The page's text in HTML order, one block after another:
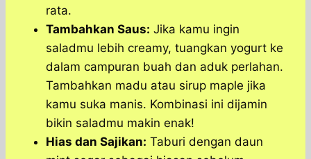
rata.
Tambahkan Saus: Jika kamu ingin
saladmu lebih creamy, tuangkan yogurt ke
dalam campuran buah dan aduk perlahan.
Tambahkan madu atau sirup maple jika
kamu suka manis. Kombinasi ini dijamin
bikin saladmu makin enak!
Hias dan Sajikan: Taburi dengan daun